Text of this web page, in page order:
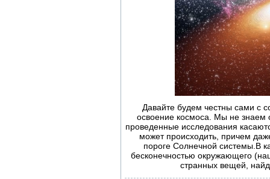
Давайте будем честны сами с
освоение космоса. Мы не знаем
проведенные исследования
может происходить, причем
пороге Солнечной системы.В
бесконечностью окружающего
странных вещей,